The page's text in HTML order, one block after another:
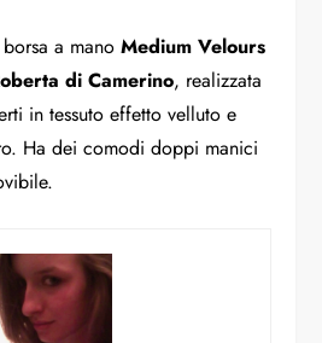
a manoMedium Velours
di Camerino, realizzata
in tessuto effetto velluto e
Ha dei comodi doppi manici